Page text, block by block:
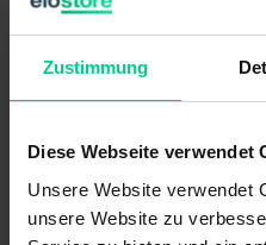
Zustimmung
Diese Webseite verwendet
Unsere Website verwendet
unsere Website zu
Artikelgewicht
Zolltarifnummer